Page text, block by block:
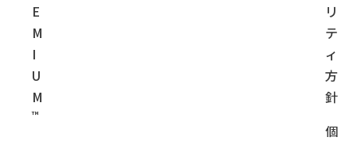
E
M
I
U
M
™
リ
テ
ィ
方
針
個